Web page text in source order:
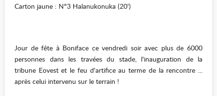
Carton jaune : N°3 Halanukonuka (20')
Jour de fête à Boniface ce vendredi soir avec plus de 6000
personnes dans les travées du stade, l'inauguration de la
tribune Eovest et le feu d'artifice au terme de la rencontre ...
après celui intervenu sur le terrain !